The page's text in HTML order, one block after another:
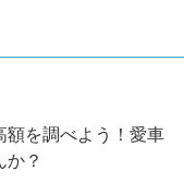
額を調べよう！愛車
か？